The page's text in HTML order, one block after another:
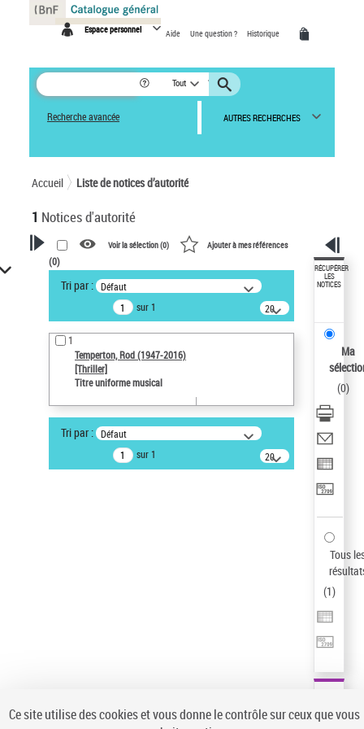
Espace personnel Aide Une question ? Historique
Tout
Recherche avancée AUTRES RECHERCHES
Accueil Liste de notices d’autorité
1 Notices d'autorité
VOTRE RECHERCHE
Recherche avancée dans les
notices d’autorité
Œuvres liées à l'auteur :
Temperton, Rod (1947-2016)
Sauvegarder votre recherche
AFFINER
Type de notice d'autorité
Voir la sélection (0) Ajouter à mes références
(0)
Tri par : Défaut
sur 1
20
résultats/page
1
Temperton, Rod (1947-2016)
[Thriller]
Titre uniforme musical
Tri par : Défaut
sur 1
20
résultats/page
RÉCUPÉRER
LES
NOTICES
Ma
(0)
Tous
(1)
Panneau de gestion des cookies
Ce site utilise des cookies et vous donne le contrôle sur ceux que vous